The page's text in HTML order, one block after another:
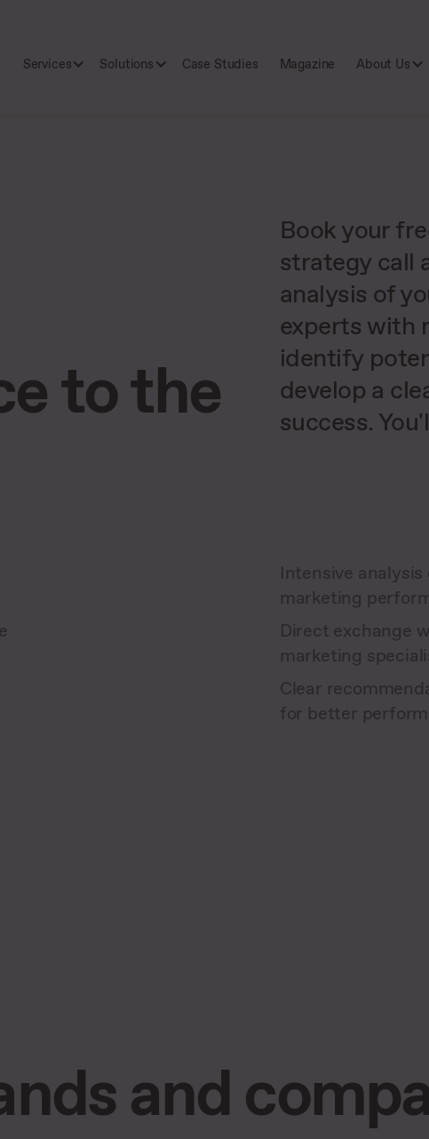
Services Solutions Case Studies Magazine About Us
to the
Book your
strategy call
analysis of
experts with
identify
develop a
success.
Intensive
marketing
Direct exchange
marketing
Clear
for better
and